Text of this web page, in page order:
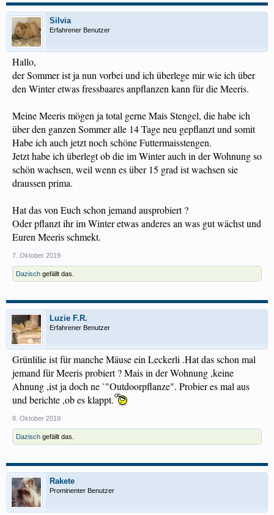
Silvia
Erfahrener Benutzer
Hallo,
der Sommer ist ja nun vorbei und ich überlege mir wie ich über
den Winter etwas fressbaares anpflanzen kann für die Meeris.
Meine Meeris mögen ja total gerne Mais Stengel, die habe ich
über den ganzen Sommer alle 14 Tage neu gepflanzt und somit
Habe ich auch jetzt noch schöne Futtermaisstengen.
Jetzt habe ich überlegt ob die im Winter auch in der Wohnung so
schön wachsen, weil wenn es über 15 grad ist wachsen sie
draussen prima.
Hat das von Euch schon jemand ausprobiert ?
Oder pflanzt ihr im Winter etwas anderes an was gut wächst und
Euren Meeris schmekt.
7. Oktober 2019
Dazisch gefällt das.
Luzie F.R.
Erfahrener Benutzer
Grünlilie ist für manche Mäuse ein Leckerli .Hat das schon mal
jemand für Meeris probiert ? Mais in der Wohnung ,keine
Ahnung ,ist ja doch ne `"Outdoorpflanze". Probier es mal aus
und berichte ,ob es klappt.
8. Oktober 2019
Dazisch gefällt das.
Rakete
Prominenter Benutzer